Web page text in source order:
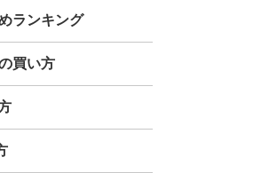
イン「JPYSC」徹底解
催
ランキング
買い方